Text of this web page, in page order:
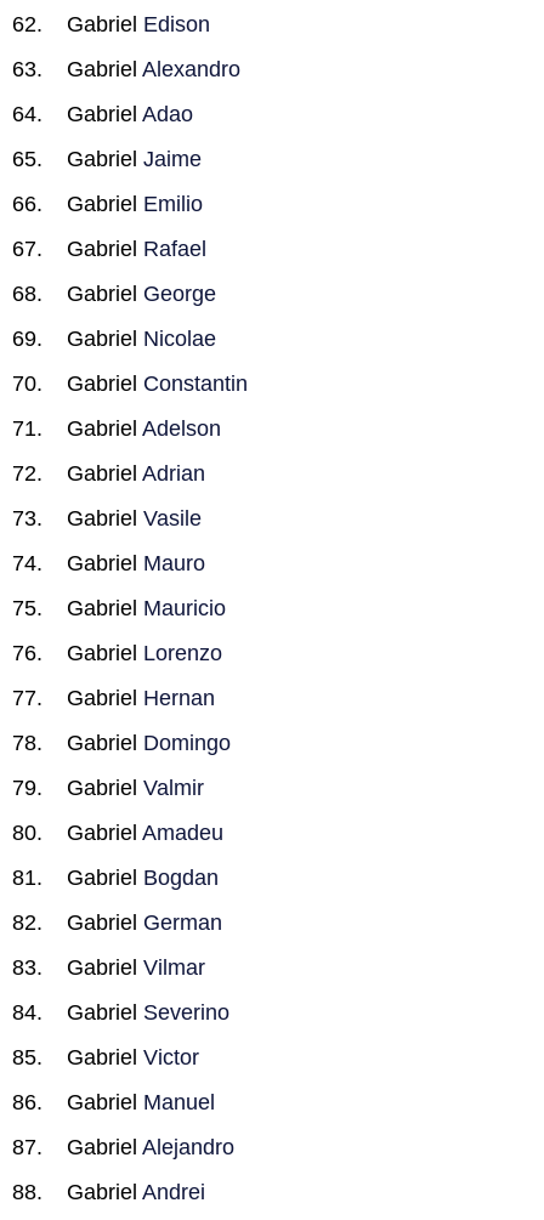
Gabriel Edison
Gabriel Alexandro
Gabriel Adao
Gabriel Jaime
Gabriel Emilio
Gabriel Rafael
Gabriel George
Gabriel Nicolae
Gabriel Constantin
Gabriel Adelson
Gabriel Adrian
Gabriel Vasile
Gabriel Mauro
Gabriel Mauricio
Gabriel Lorenzo
Gabriel Hernan
Gabriel Domingo
Gabriel Valmir
Gabriel Amadeu
Gabriel Bogdan
Gabriel German
Gabriel Vilmar
Gabriel Severino
Gabriel Victor
Gabriel Manuel
Gabriel Alejandro
Gabriel Andrei